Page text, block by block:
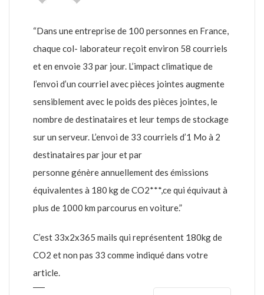
“Dans une entreprise de 100 personnes en France,
chaque col- laborateur reçoit environ 58 courriels
et en envoie 33 par jour. L’impact climatique de
l’envoi d’un courriel avec pièces jointes augmente
sensiblement avec le poids des pièces jointes, le
nombre de destinataires et leur temps de stockage
sur un serveur. L’envoi de 33 courriels d’1 Mo à 2
destinataires par jour et par
personne génère annuellement des émissions
équivalentes à 180 kg de CO2***,ce qui équivaut à
plus de 1000 km parcourus en voiture.”
C’est 33x2x365 mails qui représentent 180kg de
CO2 et non pas 33 comme indiqué dans votre
article.